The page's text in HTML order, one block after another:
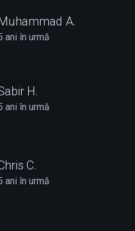
A.
ani în urmă
H.
ani în urmă
C.
ani în urmă